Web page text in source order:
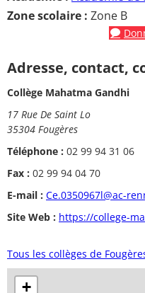
Zone scolaire : Zone B
Adresse, contact,
Collège Mahatma Gandhi
17 Rue De Saint Lo
35304 Fougères
Téléphone : 02 99 94 31 06
Fax : 02 99 94 04 70
E-mail : Ce.0350967l@ac-
Site Web : https://college-
Tous les collèges de
+